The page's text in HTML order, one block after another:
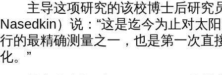
主导这项研究的该校博士后研究
Nasedkin）说：“这是迄今为止对太
行的最精确测量之一，也是第一次直
化。”